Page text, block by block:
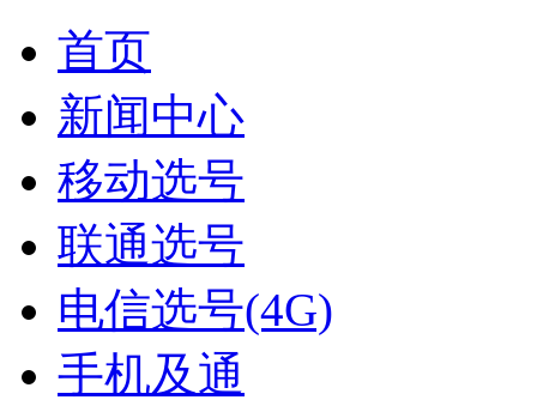
首页
新闻中心
移动选号
联通选号
电信选号(4G)
手机及通